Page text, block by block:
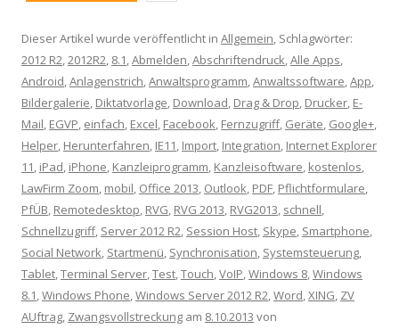
Dieser Artikel wurde veröffentlicht in Allgemein, Schlagwörter:
2012 R2,2012R2, 8.1,Abmelden,Abschriftendruck,Alle Apps,
Android,Anlagenstrich,Anwaltsprogramm,Anwaltssoftware,App,
Bildergalerie, Diktatvorlage, Download, Drag & Drop, Drucker, E-
Mail, EGVP, einfach, Excel, Facebook, Fernzugriff, Geräte, Google+,
Helper, Herunterfahren, IE11, Import, Integration, Internet Explorer
11, iPad, iPhone, Kanzleiprogramm, Kanzleisoftware, kostenlos,
LawFirm Zoom, mobil, Office 2013, Outlook, PDF, Pflichtformulare,
PfÜB, Remotedesktop, RVG, RVG 2013, RVG2013, schnell,
Schnellzugriff, Server 2012 R2, Session Host, Skype, Smartphone,
Social Network, Startmenü, Synchronisation, Systemsteuerung,
Tablet,Terminal Server,Test,Touch,VoIP,Windows 8,Windows
8.1,Windows Phone,Windows Server 2012 R2,Word,XING, ZV
AUftrag, Zwangsvollstreckung am 8.10.2013 von